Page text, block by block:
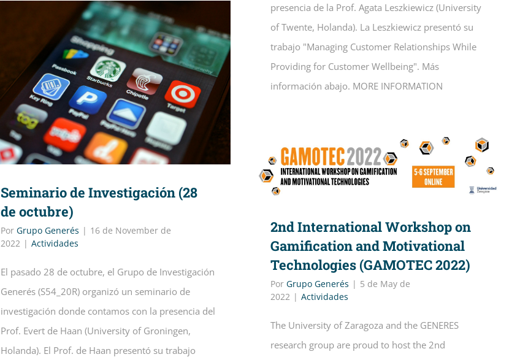
presencia de la Prof. Agata Leszkiewicz (University
of Twente, Holanda). La Leszkiewicz presentó su
trabajo "Managing Customer Relationships While
Providing for Customer Wellbeing". Más
información abajo. MORE INFORMATION
Seminario de Investigación (28
de octubre)
Por Grupo Generés | 16 de November de
2022 | Actividades
El pasado 28 de octubre, el Grupo de Investigación
Generés (S54_20R) organizó un seminario de
investigación donde contamos con la presencia del
Prof. Evert de Haan (University of Groningen,
Holanda). El Prof. de Haan presentó su trabajo
2nd International Workshop on
Gamification and Motivational
Technologies (GAMOTEC 2022)
Por Grupo Generés | 5 de May de
2022 | Actividades
The University of Zaragoza and the GENERES
research group are proud to host the 2nd